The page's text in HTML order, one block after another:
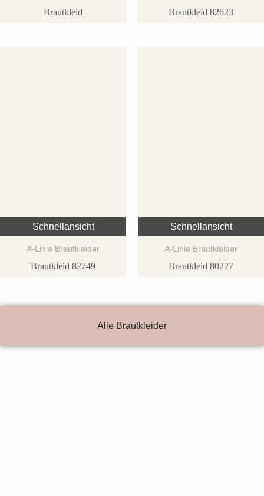
Brautkleid Brautkleid 82623
Schnellansicht
A-Linie Brautkleider
Brautkleid 82749
Schnellansicht
A-Linie Brautkleider
Brautkleid 80227
Alle Brautkleider